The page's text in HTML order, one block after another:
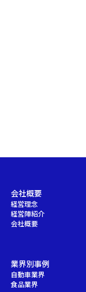
会社概要
経営理念
経営陣紹介
会社概要
業界別事例
自動車業界
食品業界